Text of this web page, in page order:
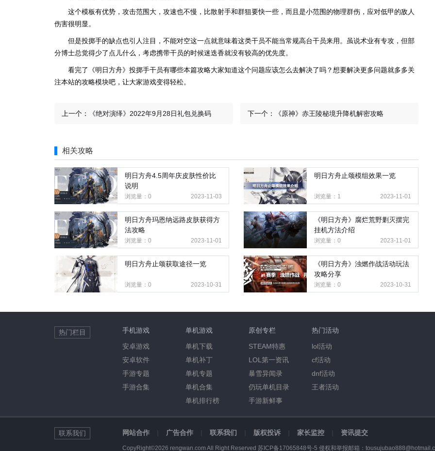
这个模板有优势，攻击范围大，攻速也不慢，比散射手和群狙要快一些，而且是小范围的物理群伤，应对低甲的敌人
伤害很明显。
但是投掷手的缺点也引人注目，不能对空这一点就意味着这类干员不能当常规高台干员来用。虽说术业有专攻，但部
分博士总觉得少了点儿什么，考虑携带干员的时候迷迭香就没有较高的优先度。
看完了《明日方舟》投掷手干员有哪些本篇攻略大家知道这个问题应该怎么去解决了吗？想要解决更多问题就多多关
注本站的攻略模块吧，让大家游戏变得轻松。
上一个： 《绝对演绎》2022年9月28日礼包兑换码 下一个： 《原神》赤王陵秘境升降机解密攻略
相关攻略
明日方舟4.5周年庆皮肤性价比
说明
浏览量：0 2023-11-03
明日方舟止颂模组效果一览
浏览量：1 2023-11-01
明日方舟玛恩纳远路皮肤获得方
法攻略
浏览量：0 2023-11-01
《明日方舟》腐烂荒野剿灭摆完
挂机方法介绍
浏览量：0 2023-11-01
明日方舟止颂获取途径一览
浏览量：0 2023-10-31
《明日方舟》浊燃作战活动玩法
攻略分享
浏览量：0 2023-10-31
手机游戏
安卓游戏
安卓软件
手游专题
手游合集
单机游戏
单机下载
单机补丁
单机专题
单机合集
单机排行榜
原创专栏
STEAM特惠
LOL第一资讯
暴雪异闻录
仍玩单机目录
手游新鲜事
热门活动
lol活动
cf活动
dnf活动
王者活动
热门栏目
联系我们 网站合作 广告合作 联系我们 版权投诉 家长监控 资讯提交
CopyRight©2026 rengwan.com All Right Reserved 苏ICP备17065848号-5 侵权和举报邮箱：